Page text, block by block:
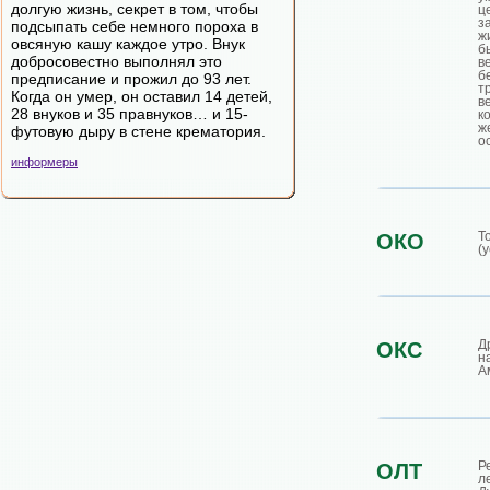
долгую жизнь, секрет в том, чтобы
подсыпать себе немного пороха в
овсяную кашу каждое утро. Внук
добросовестно выполнял это
предписание и прожил до 93 лет.
Когда он умер, он оставил 14 детей,
28 внуков и 35 правнуков… и 15-
футовую дыру в стене крематория.
информеры
ОКО
ОКС
ОЛТ